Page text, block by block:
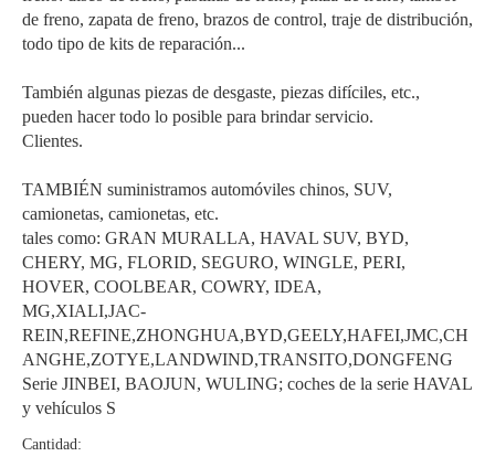
de freno, zapata de freno, brazos de control, traje de distribución,
todo tipo de kits de reparación...
También algunas piezas de desgaste, piezas difíciles, etc.,
pueden hacer todo lo posible para brindar servicio.
Clientes.
TAMBIÉN suministramos automóviles chinos, SUV,
camionetas, camionetas, etc.
tales como: GRAN MURALLA, HAVAL SUV, BYD,
CHERY, MG, FLORID, SEGURO, WINGLE, PERI,
HOVER, COOLBEAR, COWRY, IDEA,
MG,XIALI,JAC-
REIN,REFINE,ZHONGHUA,BYD,GEELY,HAFEI,JMC,CH
ANGHE,ZOTYE,LANDWIND,TRANSITO,DONGFENG
Serie JINBEI, BAOJUN, WULING; coches de la serie HAVAL
y vehículos S
Cantidad: